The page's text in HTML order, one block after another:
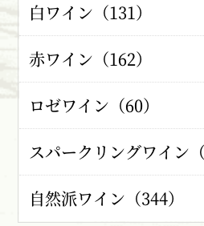
白ワイン（131）
赤ワイン（162）
ロゼワイン（60）
スパークリングワイン（
自然派ワイン（344）